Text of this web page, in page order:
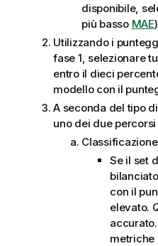
disponibile,
più basso MAE)
Utilizzando i
fase 1, selezionare
entro il dieci
modello con il
A seconda del tipo
uno dei due
Se il set
con il
elevato.
metriche